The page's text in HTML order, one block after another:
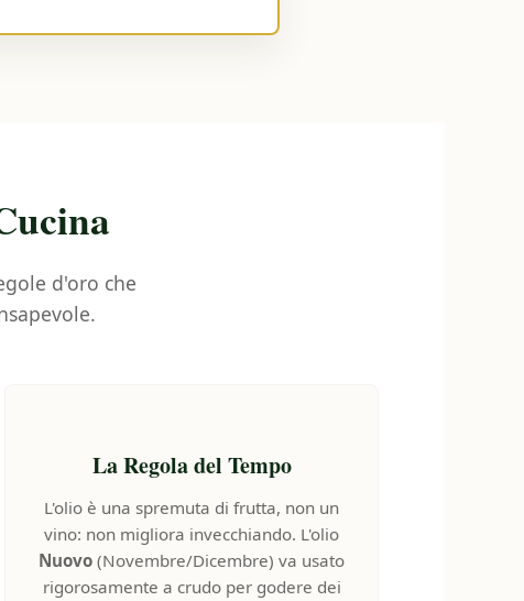
d'oro che
La Regola del Tempo
L'olio è una spremuta di frutta, non un
vino: non migliora invecchiando. L'olio
Nuovo (Novembre/Dicembre) va usato
rigorosamente a crudo per godere dei